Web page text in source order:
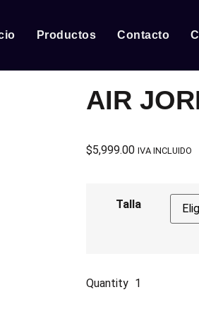
Productos Contacto
AIR
$5,999.00 IVA INCLUIDO
Talla
Quantity